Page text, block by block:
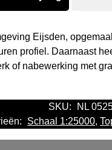
Eijsden,
profiel. Daarnaast
of nabewerking met
SKU:
NL
Schaal 1:25000,